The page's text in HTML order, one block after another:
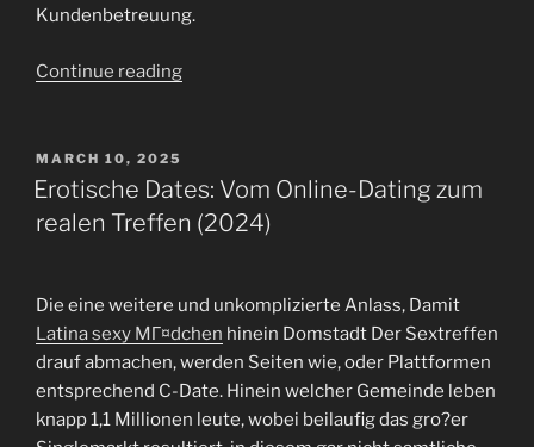
Kundenbetreuung.
Continue reading“Erfahrungen
siebten
Himmel:
tauchen
die
Globus
der
Christlichen
Partnersuche”
POSTED
ON
MARCH 10, 2025
Erotische Dates: Vom Online-Dating zum
realen Treffen (2024)
Die eine weitere und unkomplizierte Anlass, Damit
Latina sexy MГ¤dchen hinein Domstadt Der Sextreffen
drauf abmachen, werden Seiten wie, oder Plattformen
entsprechend C-Date. Hinein welcher Gemeinde leben
knapp 1,1 Millionen leute, wobei beilaufig das gro?er